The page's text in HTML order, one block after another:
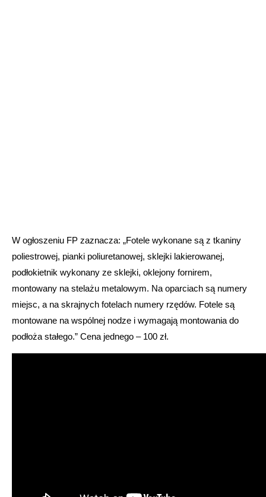
W ogłoszeniu FP zaznacza: „Fotele wykonane są z tkaniny
poliestrowej, pianki poliuretanowej, sklejki lakierowanej,
podłokietnik wykonany ze sklejki, oklejony fornirem,
montowany na stelażu metalowym. Na oparciach są numery
miejsc, a na skrajnych fotelach numery rzędów. Fotele są
montowane na wspólnej nodze i wymagają montowania do
podłoża stałego.” Cena jednego – 100 zł.